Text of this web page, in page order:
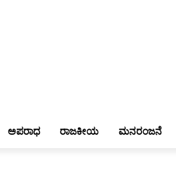
ಅಪರಾಧ ರಾಜಕೀಯ ಮನರಂಜನೆ